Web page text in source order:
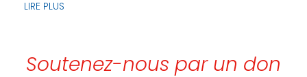
LIRE PLUS
Soutenez-nous par un don